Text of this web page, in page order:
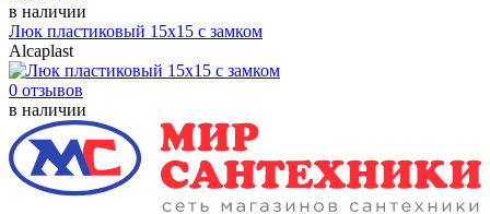
в наличии
Люк пластиковый 15х15 с замком
Alcaplast
0 отзывов
в наличии